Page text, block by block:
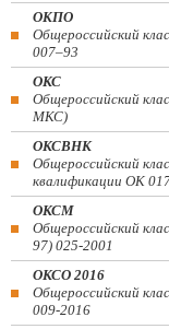
ОКПО
Общероссийский
007–93
ОКС
Общероссийский
МКС)
ОКСВНК
Общероссийский
квалификации ОК
ОКСМ
Общероссийский
97) 025-2001
ОКСО 2016
Общероссийский
009-2016